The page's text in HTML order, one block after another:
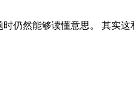
仍然能够读懂意思。 其实